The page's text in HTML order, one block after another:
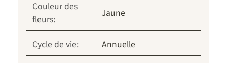
Couleur des
fleurs:
Jaune
Cycle de vie:
Annuelle